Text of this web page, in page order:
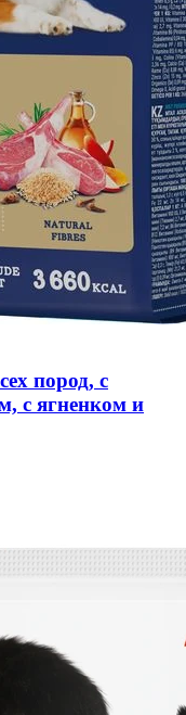
пород, с
с ягненком и